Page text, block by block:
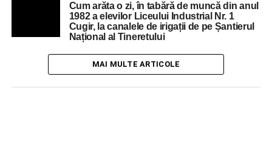
Cum arăta o zi, în tabără de muncă din anul
1982 a elevilor Liceului Industrial Nr. 1
Cugir, la canalele de irigații de pe Șantierul
Național al Tineretului
MAI MULTE ARTICOLE